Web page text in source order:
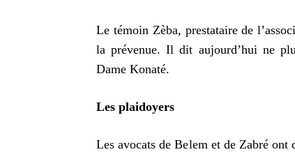
Le témoin Zèba, prestataire de
la prévenue. Il dit aujourd’hui ne
Dame Konaté.
Les plaidoyers
Les avocats de Belem et de Zabré